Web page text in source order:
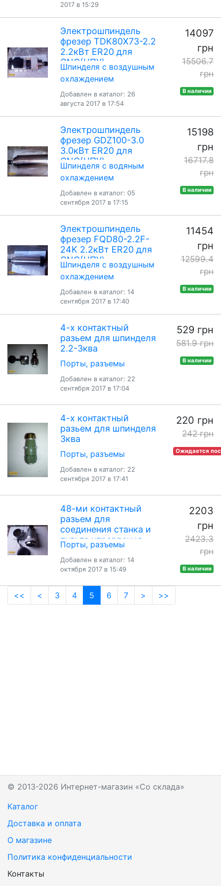
2017 в 15:29
Электрошпиндель
фрезер TDK80X73-2.2
2.2кВт ER20 для
CNC(ЧПУ)
Шпинделя с воздушным
охлаждением
Добавлен в каталог: 26
августа 2017 в 17:54
14097
грн
15506.7
грн
В наличии
Электрошпиндель
фрезер GDZ100-3.0
3.0кВт ER20 для
CNC(ЧПУ)
Шпинделя с водяным
охлаждением
Добавлен в каталог: 05
сентября 2017 в 17:15
15198
грн
16717.8
грн
В наличии
Электрошпиндель
фрезер FQD80-2.2F-
24K 2.2кВт ER20 для
CNC(ЧПУ)
Шпинделя с воздушным
охлаждением
Добавлен в каталог: 14
сентября 2017 в 17:40
11454
грн
12599.4
грн
В наличии
4-х контактный
разьем для шпинделя
2.2-3ква
Порты, разъемы
Добавлен в каталог: 22
сентября 2017 в 17:04
529 грн
581.9 грн
В наличии
4-х контактный
разьем для шпинделя
3ква
Порты, разъемы
Добавлен в каталог: 22
сентября 2017 в 17:41
220 грн
242 грн
Ожидается
48-ми контактный
разьем для
соединения станка и
пульта управления
Порты, разъемы
Добавлен в каталог: 14
октября 2017 в 15:49
2203
грн
2423.3
грн
В наличии
<< < 3 4 5 (current)
6 7 > >>
© 2013-2026 Интернет-магазин «Со склада»
Каталог
Доставка и оплата
О магазине
Политика конфиденциальности
Контакты